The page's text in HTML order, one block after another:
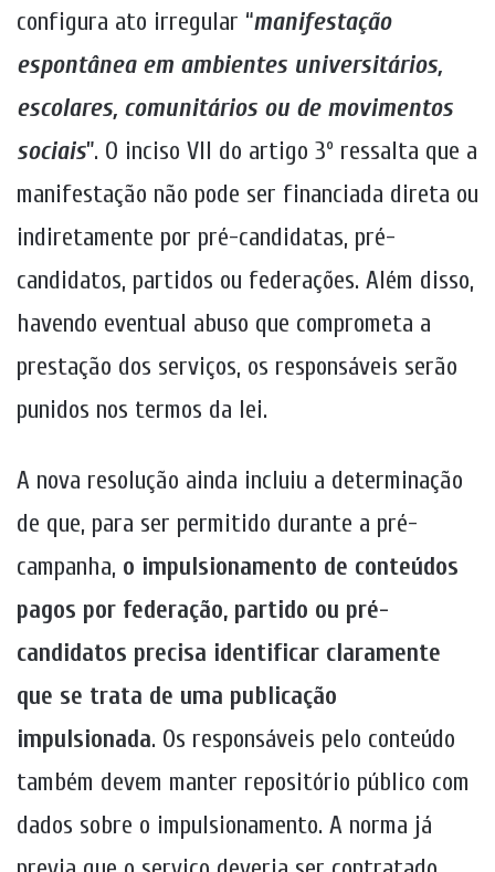
configura ato irregular “manifestação
espontânea em ambientes universitários,
escolares, comunitários ou de movimentos
sociais”. O inciso VII do artigo 3º ressalta que a
manifestação não pode ser financiada direta ou
indiretamente por pré-candidatas, pré-
candidatos, partidos ou federações. Além disso,
havendo eventual abuso que comprometa a
prestação dos serviços, os responsáveis serão
punidos nos termos da lei.
A nova resolução ainda incluiu a determinação
de que, para ser permitido durante a pré-
campanha, o impulsionamento de conteúdos
pagos por federação, partido ou pré-
candidatos precisa identificar claramente
que se trata de uma publicação
impulsionada. Os responsáveis pelo conteúdo
também devem manter repositório público com
dados sobre o impulsionamento. A norma já